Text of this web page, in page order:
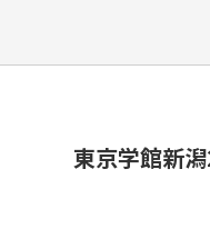
東京学館新